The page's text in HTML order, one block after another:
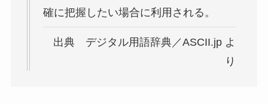
確に把握したい場合に利用される。
出典 デジタル用語辞典／ASCII.jp よ
り